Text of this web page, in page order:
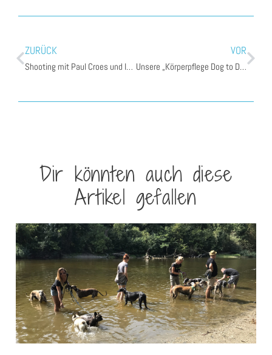
ZURÜCK
Shooting mit Paul Croes und Inge Nelis, die 2.!
VOR
Unsere „Körperpflege Dog to Do’s“ im Alltag!
Dir könnten auch diese
Artikel gefallen